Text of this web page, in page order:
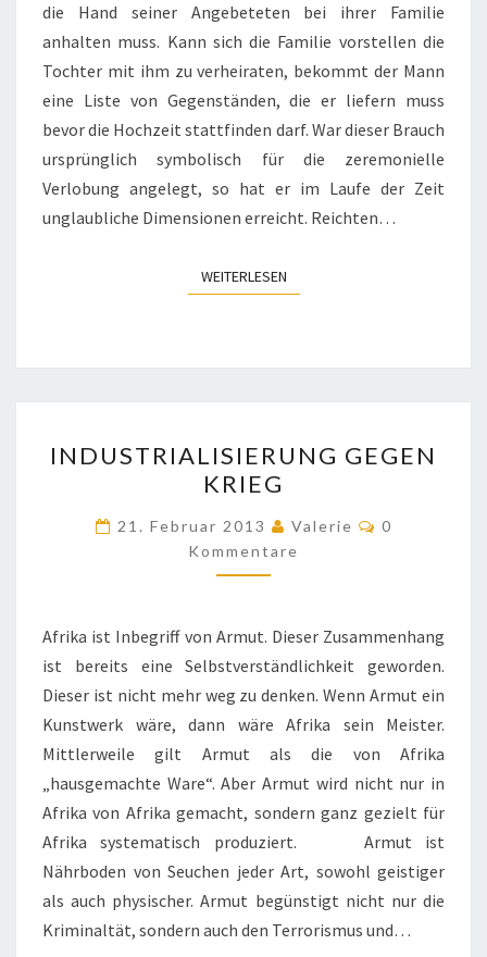
die Hand seiner Angebeteten bei ihrer Familie
anhalten muss. Kann sich die Familie vorstellen die
Tochter mit ihm zu verheiraten, bekommt der Mann
eine Liste von Gegenständen, die er liefern muss
bevor die Hochzeit stattfinden darf. War dieser Brauch
ursprünglich symbolisch für die zeremonielle
Verlobung angelegt, so hat er im Laufe der Zeit
unglaubliche Dimensionen erreicht. Reichten…
WEITERLESENWEITERLESEN
GEGEN
KRIEG
INDUSTRIALISIERUNG GEGEN
KRIEG
21. Februar 2013 Valerie Kommentare
0
Kommentare
Afrika ist Inbegriff von Armut. Dieser Zusammenhang
ist bereits eine Selbstverständlichkeit geworden.
Dieser ist nicht mehr weg zu denken. Wenn Armut ein
Kunstwerk wäre, dann wäre Afrika sein Meister.
Mittlerweile gilt Armut als die von Afrika
„hausgemachte Ware“. Aber Armut wird nicht nur in
Afrika von Afrika gemacht, sondern ganz gezielt für
Afrika systematisch produziert. Armut ist
Nährboden von Seuchen jeder Art, sowohl geistiger
als auch physischer. Armut begünstigt nicht nur die
Kriminaltät, sondern auch den Terrorismus und…